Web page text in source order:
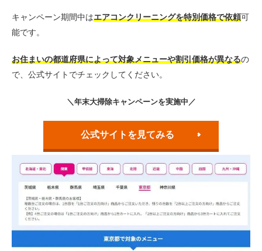
キャンペーン期間中はエアコンクリーニングを特別価格で依頼可
能です。
お住まいの都道府県によって対象メニューや割引価格が異なるの
で、公式サイトでチェックしてください。
＼年末大掃除キャンペーンを実施中／
公式サイトを見てみる